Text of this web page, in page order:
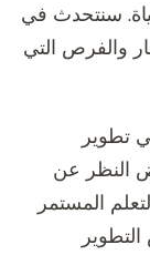
سنتحدث في
والفرص التي
تطوير
النظر عن
المستمر